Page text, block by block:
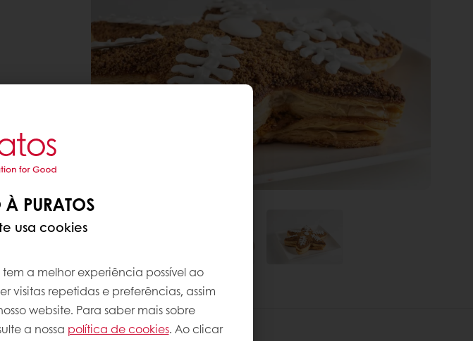
PURATOS
usa cookies
a melhor experiência possível ao
visitas repetidas e preferências, assim
website. Para saber mais sobre
a nossa política de cookies. Ao clicar